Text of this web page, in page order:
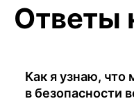
Ответы
Как я узнаю, что
в безопасности